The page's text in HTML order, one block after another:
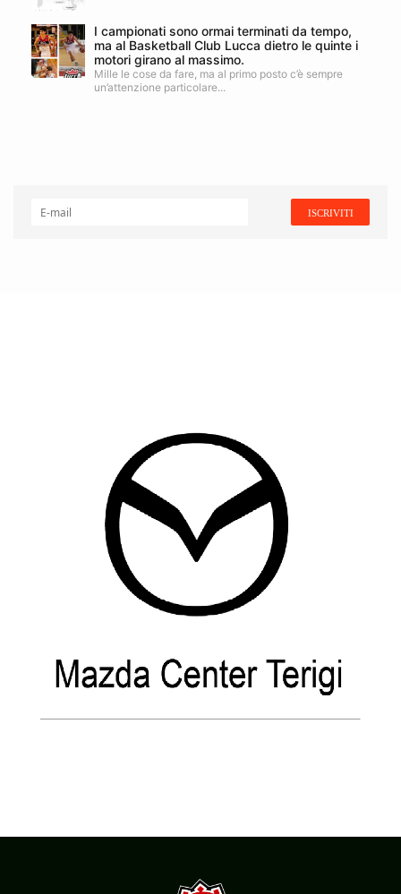
I campionati sono ormai terminati da tempo,
ma al Basketball Club Lucca dietro le quinte i
motori girano al massimo.
Mille le cose da fare, ma al primo posto c’è sempre
un’attenzione particolare...